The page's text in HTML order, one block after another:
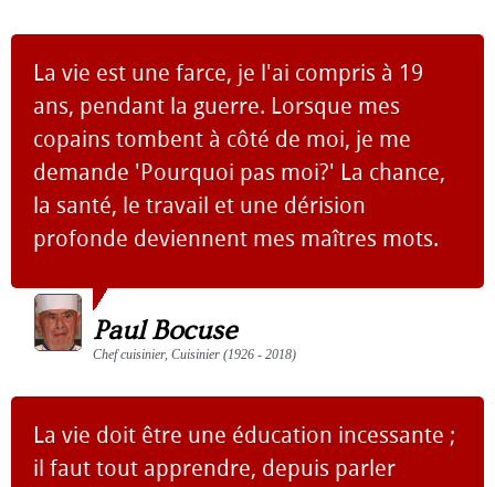
La vie est une farce, je l'ai compris à 19
ans, pendant la guerre. Lorsque mes
copains tombent à côté de moi, je me
demande 'Pourquoi pas moi?' La chance,
la santé, le travail et une dérision
profonde deviennent mes maîtres mots.
Paul Bocuse
Chef cuisinier, Cuisinier (1926 - 2018)
La vie doit être une éducation incessante ;
il faut tout apprendre, depuis parler